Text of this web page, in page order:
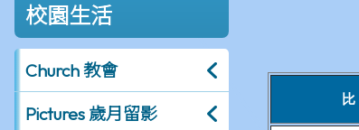
校園生活
Church 教會
Pictures 歲月留影